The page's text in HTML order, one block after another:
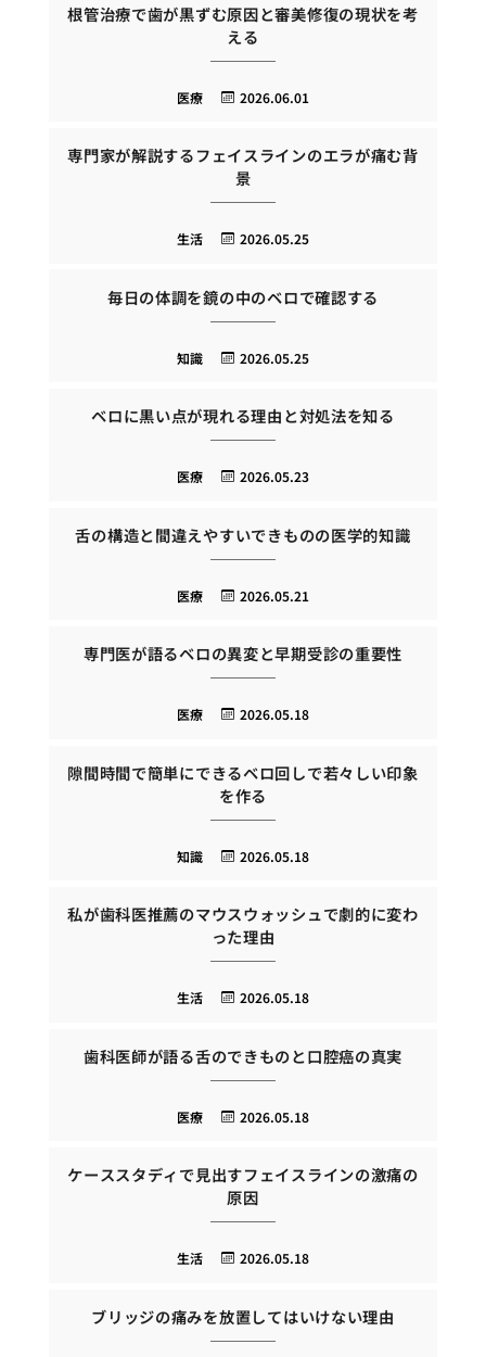
根管治療で歯が黒ずむ原因と審美修復の現状を考
える
2026.06.01
医療
専門家が解説するフェイスラインのエラが痛む背
景
2026.05.25
生活
毎日の体調を鏡の中のベロで確認する
2026.05.25
知識
ベロに黒い点が現れる理由と対処法を知る
2026.05.23
医療
舌の構造と間違えやすいできものの医学的知識
2026.05.21
医療
専門医が語るベロの異変と早期受診の重要性
2026.05.18
医療
隙間時間で簡単にできるベロ回しで若々しい印象
を作る
2026.05.18
知識
私が歯科医推薦のマウスウォッシュで劇的に変わ
った理由
2026.05.18
生活
歯科医師が語る舌のできものと口腔癌の真実
2026.05.18
医療
ケーススタディで見出すフェイスラインの激痛の
原因
2026.05.18
生活
ブリッジの痛みを放置してはいけない理由